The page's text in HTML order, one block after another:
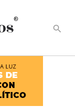
®
search